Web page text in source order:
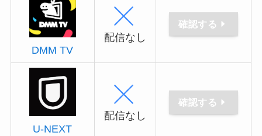
DMM TV
配信なし
確認する
U-NEXT
配信なし
確認する